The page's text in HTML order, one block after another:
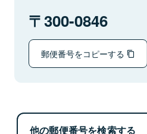
300-0846
郵便番号をコピーする
他の郵便番号を検索する